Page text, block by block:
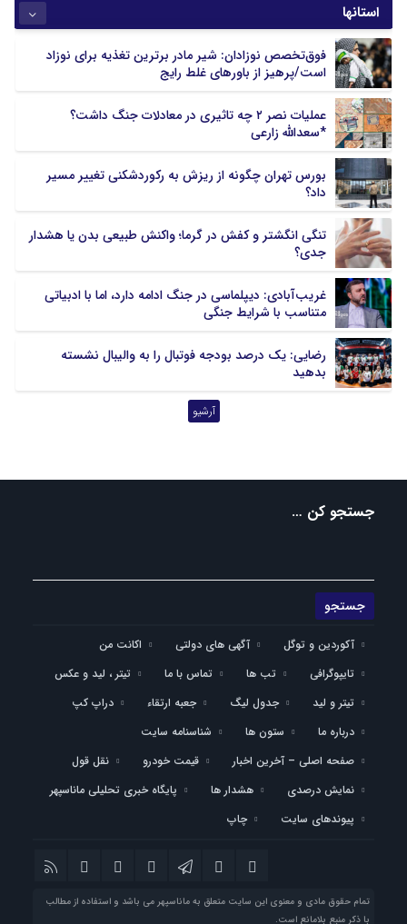
استانها
آذربایجان شرقی
اردبیل
اصفهان
البرز
بوشهر
چهارمحال بختیاری
خراسان رضوی
خوزستان
زنجان
سمنان
فارس
قزوین
قم
کهگیلویه و بویر احمد
گلستان
گیلان
مازندران
هرمزگان
یزد
فوق‌تخصص نوزادان: شیر مادر برترین تغذیه برای نوزاد
است/پرهیز از باورهای غلط رایج
عملیات نصر ۲ چه تاثیری در معادلات جنگ داشت؟
*سعدالله زارعی
بورس تهران چگونه از ریزش به رکوردشکنی تغییر مسیر
داد؟
تنگی انگشتر و کفش در گرما؛ واکنش طبیعی بدن یا هشدار
جدی؟
غریب‌آبادی: دیپلماسی در جنگ ادامه دارد، اما با ادبیاتی
متناسب با شرایط جنگی
رضایی: یک درصد بودجه فوتبال را به والیبال نشسته
بدهید
آرشیو
جستجو کن …
آکوردین و توگل آگهی های دولتی
اکانت من
تایپوگرافی
تب ها تماس با ما
تیتر ، لید و عکس
تیتر و لید
جدول لیگ جعبه ارتقاء
دراپ کپ
درباره ما
ستون ها
شناسنامه سایت
صفحه اصلی – آخرین اخبار
قیمت خودرو
نقل قول
نمایش درصدی
هشدار ها
پایگاه خبری تحلیلی ماناسپهر
پیوندهای سایت
چاپ
تمام حقوق مادی و معنوی این سایت متعلق به ماناسپهر می باشد و استفاده از مطالب
با ذکر منبع بلامانع است.